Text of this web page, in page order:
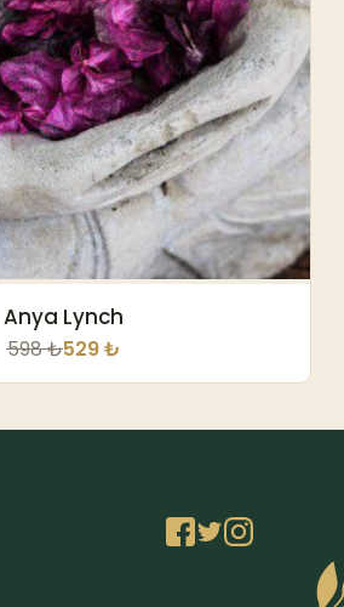
Anya Lynch
598 ₺529 ₺